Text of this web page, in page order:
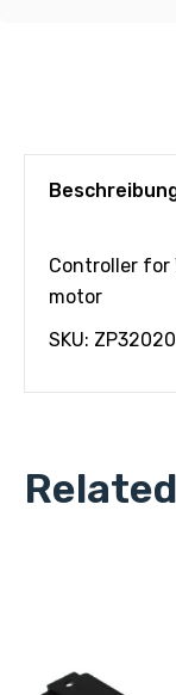
Controller for
motor
SKU: ZP32020